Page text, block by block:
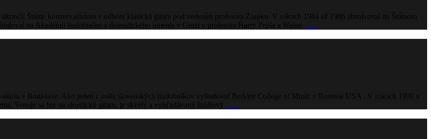
Štátne konzervatórium v odbore klasická gitara pod vedením profesora Zsapku. V rokoch 1984 až 1986 absolvoval na Štátnom
na Akadémii hudobného a dramatického umenia v Grazi u profesora Harry Pepla a Waine …..
v Bratislave. Ako jeden z mála slovenských hudobníkov vyštudoval Berklee College of Music v Bostone USA . V rokoch 1990 a
Venuje sa hre na akustickú gitaru, je skvelý a vyhľadávaný štúdiový …..